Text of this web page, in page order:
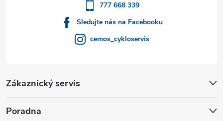
777 668 339
Sledujte nás na Facebooku
cemos_cykloservis
Zákaznický servis
Poradna